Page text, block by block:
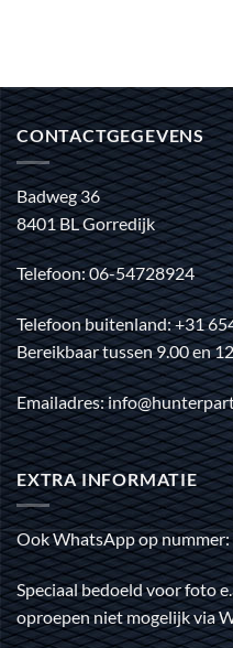
CONTACTGEGEVENS
Badweg 36
8401 BL Gorredijk
Telefoon: 06-54728924
Telefoon buitenland: +31
Bereikbaar tussen 9.00 en
Emailadres:
EXTRA INFORMATIE
Ook WhatsApp op
Speciaal bedoeld voor foto
oproepen niet mogelijk via